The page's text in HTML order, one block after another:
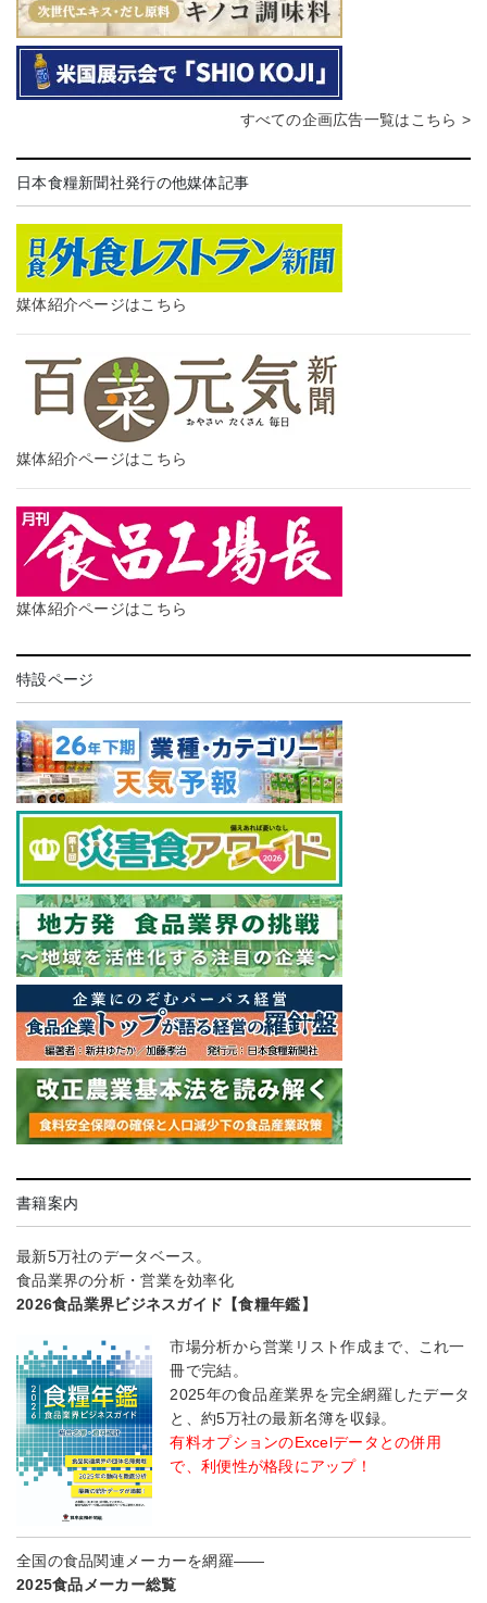
すべての企画広告一覧はこちら >
日本食糧新聞社発行の他媒体記事
媒体紹介ページはこちら
媒体紹介ページはこちら
媒体紹介ページはこちら
特設ページ
書籍案内
最新5万社のデータベース。
食品業界の分析・営業を効率化
2026食品業界ビジネスガイド【食糧年鑑】
市場分析から営業リスト作成まで、これ一
冊で完結。
2025年の食品産業界を完全網羅したデータ
と、約5万社の最新名簿を収録。
有料オプションのExcelデータとの併用
で、利便性が格段にアップ！
全国の食品関連メーカーを網羅――
2025食品メーカー総覧